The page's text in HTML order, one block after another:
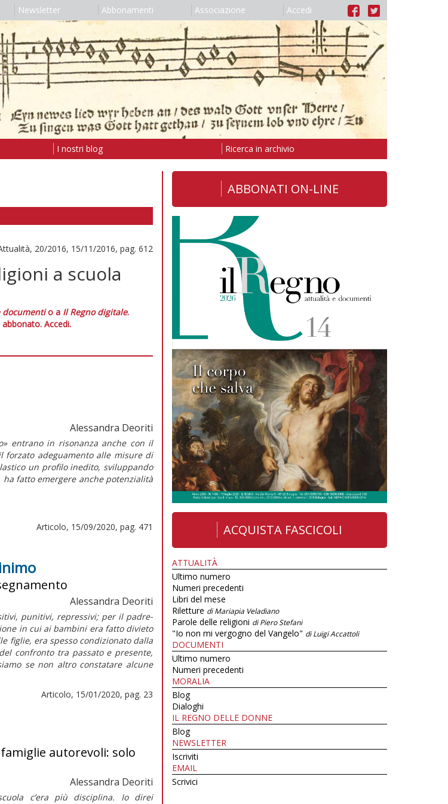
Newsletter Abbonamenti Associazione Accedi
I nostri blog Ricerca in archivio
20/2016, 15/11/2016, pag. 612
a scuola
documentio a Il Regno digitale.
abbonato. Accedi.
Alessandra Deoriti
entrano in risonanza anche con il
forzato adeguamento alle misure di
un profilo inedito, sviluppando
ha fatto emergere anche potenzialità
Articolo, 15/09/2020, pag. 471
Alessandra Deoriti
punitivi, repressivi; per il padre-
in cui ai bambini era fatto divieto
figlie, era spesso condizionato dalla
confronto tra passato e presente,
se non altro constatare alcune
Articolo, 15/01/2020, pag. 23
autorevoli: solo
Alessandra Deoriti
c’era più disciplina. Io direi
ABBONATI ON-LINE
ACQUISTA FASCICOLI
ATTUALITÀ
Ultimo numero
Numeri precedenti
Libri del mese
Riletture di Mariapia Veladiano
Parole delle religioni di Piero Stefani
"Io non mi vergogno del Vangelo" di Luigi Accattoli
DOCUMENTI
Ultimo numero
Numeri precedenti
MORALIA
Blog
Dialoghi
IL REGNO DELLE DONNE
Blog
NEWSLETTER
Iscriviti
EMAIL
Scrivici